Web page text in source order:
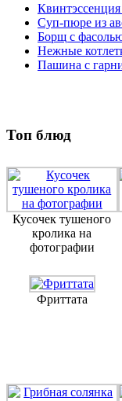
Суп-пюре из
Борщ с
Нежные
Пашина с
Топ блюд
Кусочек тушеного
кролика на
фотографии
Фриттата